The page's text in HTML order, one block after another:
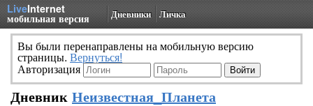
LiveInternet
мобильная версия Дневники Личка
Вы были перенаправлены на мобильную версию
страницы. Вернуться!
Авторизация
Дневник Неизвестная_Планета